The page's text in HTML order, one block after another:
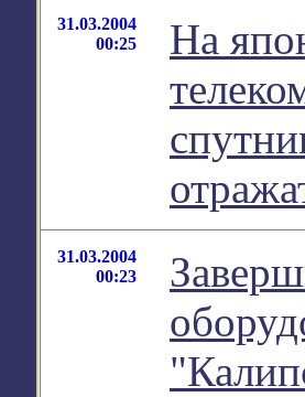
31.03.2004
00:25
На
31.03.2004
00:23